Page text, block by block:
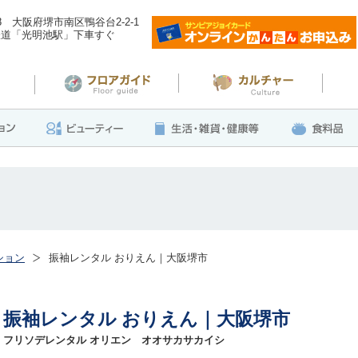
大阪府堺市南区鴨谷台2-2-1
「光明池駅」下車すぐ
ョン 振袖レンタル おりえん｜大阪堺市
振袖レンタル おりえん｜大阪堺市
フリソデレンタル オリエン オオサカサカイシ